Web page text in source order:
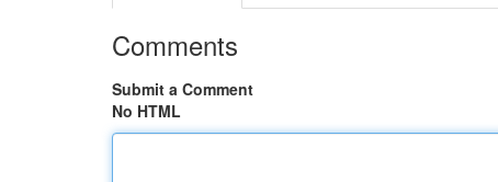
Comments
Submit a Comment
No HTML